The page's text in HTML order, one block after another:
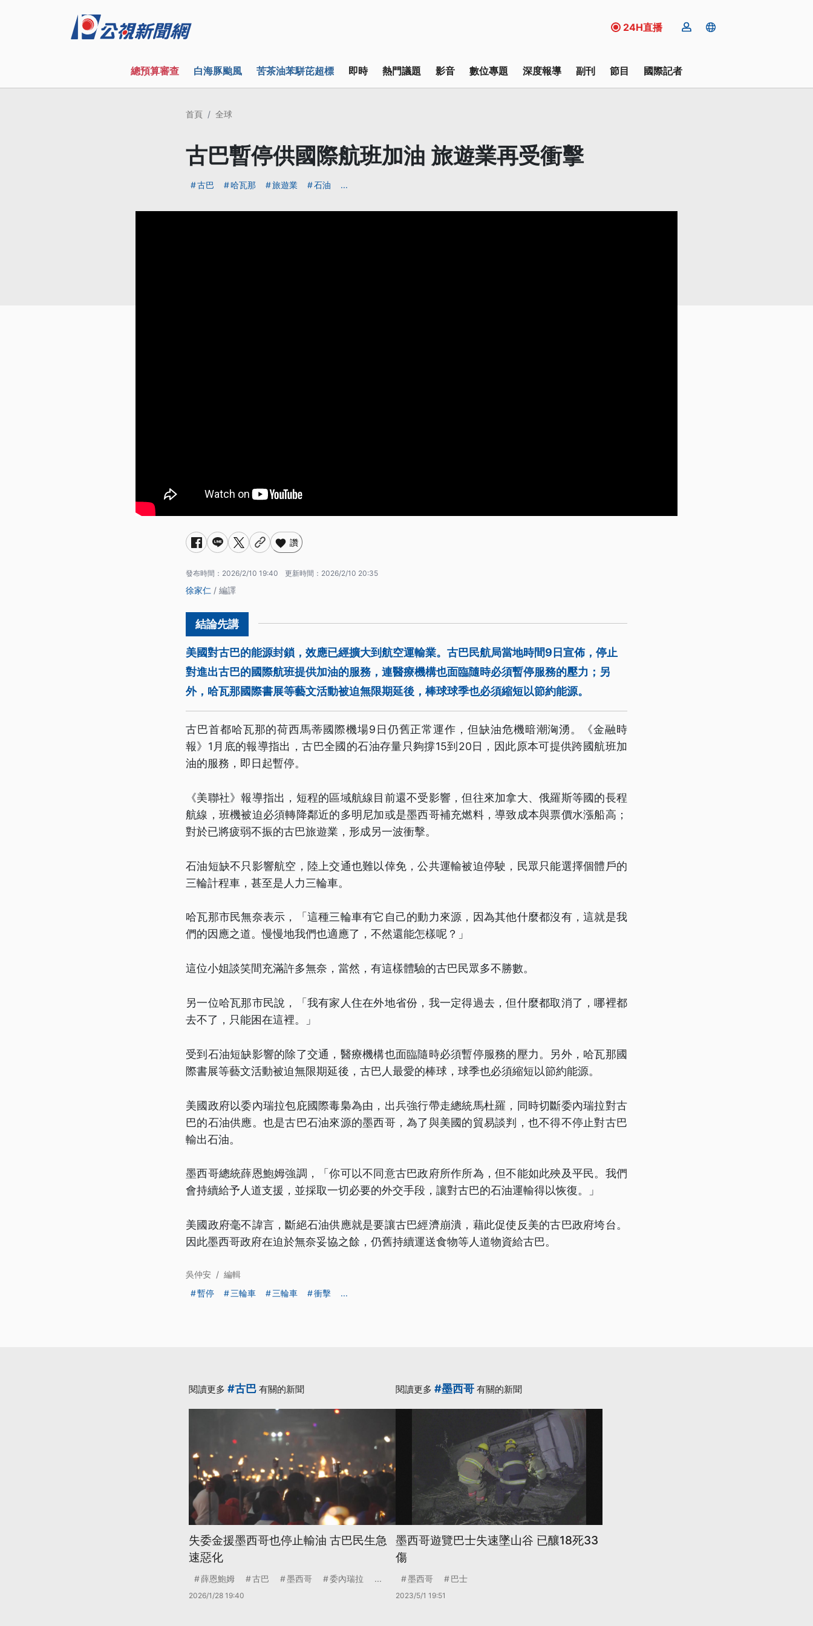
24H直播
總預算審查 白海豚颱風 苦茶油苯駢芘超標 即時 熱門議題 影音 數位專題 深度報導 副刊 節目 國際記者
首頁 全球
古巴暫停供國際航班加油 旅遊業再受衝擊
古巴 哈瓦那 旅遊業 石油 ...
讚
發布時間： 2026/2/10 19:40 更新時間： 2026/2/10 20:35
徐家仁 / 編譯
美國對古巴的能源封鎖，效應已經擴大到航空運輸業。古巴民航局當地時間9日宣佈，停止
對進出古巴的國際航班提供加油的服務，連醫療機構也面臨隨時必須暫停服務的壓力；另
外，哈瓦那國際書展等藝文活動被迫無限期延後，棒球球季也必須縮短以節約能源。
古巴首都哈瓦那的荷西馬蒂國際機場9日仍舊正常運作，但缺油危機暗潮洶湧。《金融時
報》1月底的報導指出，古巴全國的石油存量只夠撐15到20日，因此原本可提供跨國航班加
油的服務，即日起暫停。
《美聯社》報導指出，短程的區域航線目前還不受影響，但往來加拿大、俄羅斯等國的長程
航線，班機被迫必須轉降鄰近的多明尼加或是墨西哥補充燃料，導致成本與票價水漲船高；
對於已將疲弱不振的古巴旅遊業，形成另一波衝擊。
石油短缺不只影響航空，陸上交通也難以倖免，公共運輸被迫停駛，民眾只能選擇個體戶的
三輪計程車，甚至是人力三輪車。
哈瓦那市民無奈表示，「這種三輪車有它自己的動力來源，因為其他什麼都沒有，這就是我
們的因應之道。慢慢地我們也適應了，不然還能怎樣呢？」
這位小姐談笑間充滿許多無奈，當然，有這樣體驗的古巴民眾多不勝數。
另一位哈瓦那市民說，「我有家人住在外地省份，我一定得過去，但什麼都取消了，哪裡都
去不了，只能困在這裡。」
受到石油短缺影響的除了交通，醫療機構也面臨隨時必須暫停服務的壓力。另外，哈瓦那國
際書展等藝文活動被迫無限期延後，古巴人最愛的棒球，球季也必須縮短以節約能源。
美國政府以委內瑞拉包庇國際毒梟為由，出兵強行帶走總統馬杜羅，同時切斷委內瑞拉對古
巴的石油供應。也是古巴石油來源的墨西哥，為了與美國的貿易談判，也不得不停止對古巴
輸出石油。
墨西哥總統薛恩鮑姆強調，「你可以不同意古巴政府所作所為，但不能如此殃及平民。我們
會持續給予人道支援，並採取一切必要的外交手段，讓對古巴的石油運輸得以恢復。」
美國政府毫不諱言，斷絕石油供應就是要讓古巴經濟崩潰，藉此促使反美的古巴政府垮台。
因此墨西哥政府在迫於無奈妥協之餘，仍舊持續運送食物等人道物資給古巴。
吳仲安 / 編輯
暫停
三輪車 三輪車 衝擊 ...
閱讀更多 #古巴 有關的新聞
失委金援墨西哥也停止輸油 古巴民生急
速惡化
薛恩鮑姆 古巴 墨西哥 委內瑞拉 ...
2026/1/28 19:40
閱讀更多 #墨西哥 有關的新聞
墨西哥遊覽巴士失速墜山谷 已釀18死33
傷
墨西哥 巴士
2023/5/1 19:51